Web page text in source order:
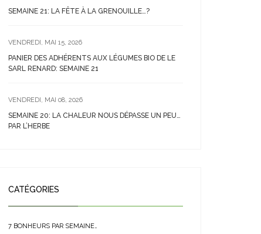
SEMAINE 21: LA FÊTE À LA GRENOUILLE…?
VENDREDI, MAI 15, 2026
PANIER DES ADHÉRENTS AUX LÉGUMES BIO DE LE
SARL RENARD: SEMAINE 21
VENDREDI, MAI 08, 2026
SEMAINE 20: LA CHALEUR NOUS DÉPASSE UN PEU…
PAR L’HERBE
CATÉGORIES
7 BONHEURS PAR SEMAINE…